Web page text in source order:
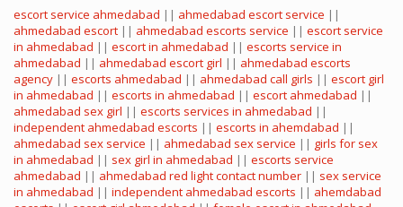
escort service ahmedabad || ahmedabad escort service ||
ahmedabad escort || ahmedabad escorts service || escort service
in ahmedabad || escort in ahmedabad || escorts service in
ahmedabad || ahmedabad escort girl || ahmedabad escorts
agency || escorts ahmedabad || ahmedabad call girls || escort girl
in ahmedabad || escorts in ahmedabad || escort ahmedabad ||
ahmedabad sex girl || escorts services in ahmedabad ||
independent ahmedabad escorts || escorts in ahemdabad ||
ahmedabad sex service || ahmedabad sex service || girls for sex
in ahmedabad || sex girl in ahmedabad || escorts service
ahmedabad || ahmedabad red light contact number || sex service
in ahmedabad || independent ahmedabad escorts || ahemdabad